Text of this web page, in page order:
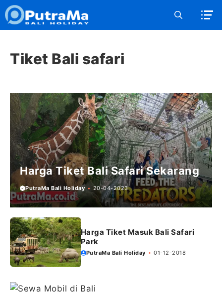
Langsung
ke
isi
Tiket Bali safari
Harga Tiket Bali Safari Sekarang
PutraMa Bali Holiday 20-04-2023
Harga Tiket Masuk Bali Safari
Park
PutraMa Bali Holiday 01-12-2018